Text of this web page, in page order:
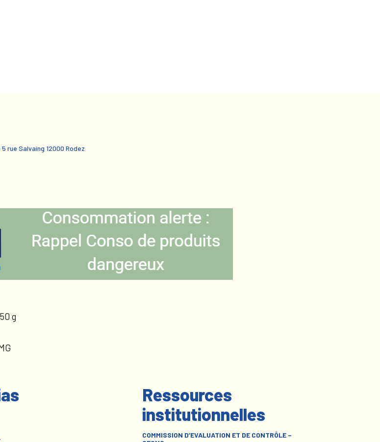
rue Salvaing 12000 Rodez
g
Ressources
institutionnelles
COMMISSION D’EVALUATION ET DE CONTRÔLE –